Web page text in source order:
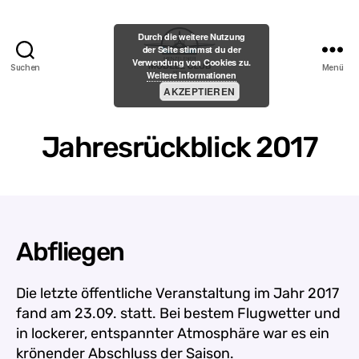
Suchen
Menzelener-
Modell-
e.V.
Menü
Jahresrückblick 2017
Abfliegen
Die letzte öffentliche Veranstaltung im Jahr 2017
fand am 23.09. statt. Bei bestem Flugwetter und
in lockerer, entspannter Atmosphäre war es ein
krönender Abschluss der Saison.
Durch die weitere Nutzung
der Seite stimmst du der
Verwendung von Cookies zu.
Weitere Informationen
AKZEPTIEREN